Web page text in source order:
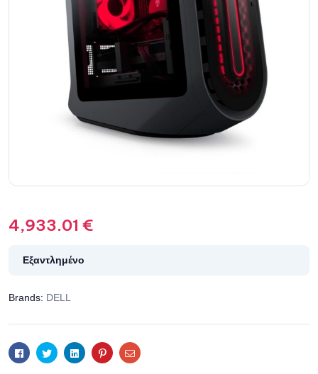
4,933.01 €
Εξαντλημένο
Brands: DELL
FacebookTwitterLinkedinPinterestEmail